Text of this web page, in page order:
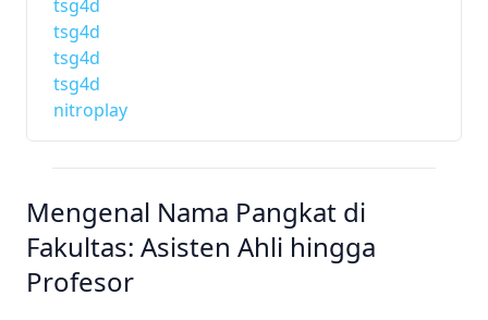
tsg4d
tsg4d
tsg4d
tsg4d
nitroplay
Mengenal Nama Pangkat di
Fakultas: Asisten Ahli hingga
Profesor